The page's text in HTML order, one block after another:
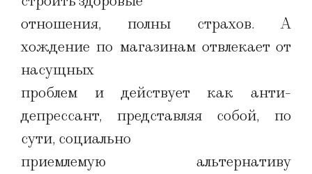
отношения, полны страхов. А
хождение по магазинам отвлекает от
насущных
проблем и действует как анти-
депрессант, представляя собой, по
сути, социально
приемлемую альтернативу